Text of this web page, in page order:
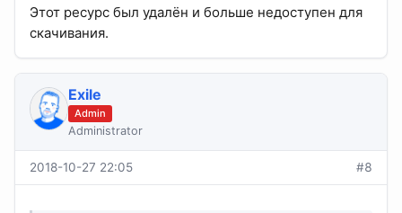
Этот ресурс был удалён и больше недоступен для
скачивания.
Exile
Admin
Administrator
2018-10-27 22:05 #8